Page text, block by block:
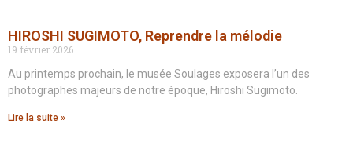
HIROSHI SUGIMOTO, Reprendre la mélodie
19 février 2026
Au printemps prochain, le musée Soulages exposera l’un des
photographes majeurs de notre époque, Hiroshi Sugimoto.
Lire la suite »